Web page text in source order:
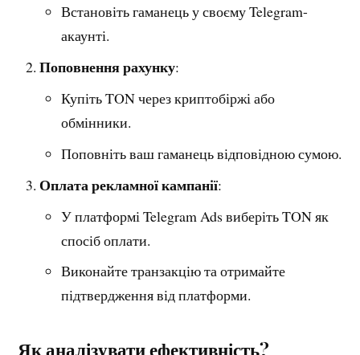
Встановіть гаманець у своєму Telegram-
акаунті.
Поповнення рахунку:
Купіть TON через криптобіржі або
обмінники.
Поповніть ваш гаманець відповідною сумою.
Оплата рекламної кампанії:
У платформі Telegram Ads виберіть TON як
спосіб оплати.
Виконайте транзакцію та отримайте
підтвердження від платформи.
Як аналізувати ефективність?